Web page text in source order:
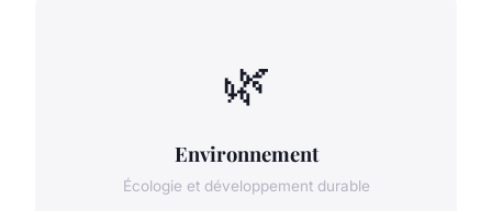
🌿
Environnement
Écologie et développement durable